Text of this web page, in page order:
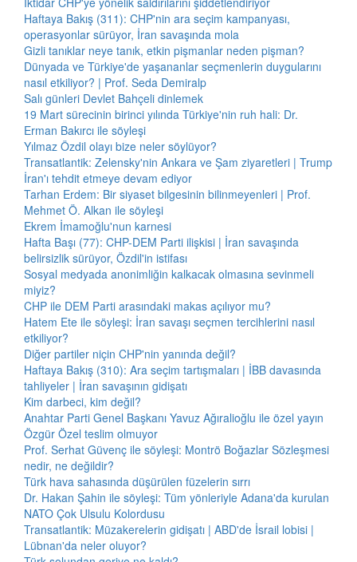
Haftaya Bakış (311): CHP'nin ara seçim kampanyası,
operasyonlar sürüyor, İran savaşında mola
Gizli tanıklar neye tanık, etkin pişmanlar neden pişman?
Dünyada ve Türkiye'de yaşananlar seçmenlerin duygularını
nasıl etkiliyor? | Prof. Seda Demiralp
Salı günleri Devlet Bahçeli dinlemek
19 Mart sürecinin birinci yılında Türkiye'nin ruh hali: Dr.
Erman Bakırcı ile söyleşi
Yılmaz Özdil olayı bize neler söylüyor?
Transatlantik: Zelensky'nin Ankara ve Şam ziyaretleri | Trump
İran'ı tehdit etmeye devam ediyor
Tarhan Erdem: Bir siyaset bilgesinin bilinmeyenleri | Prof.
Mehmet Ö. Alkan ile söyleşi
Ekrem İmamoğlu'nun karnesi
Hafta Başı (77): CHP-DEM Parti ilişkisi | İran savaşında
belirsizlik sürüyor, Özdil'in istifası
Sosyal medyada anonimliğin kalkacak olmasına sevinmeli
miyiz?
CHP ile DEM Parti arasındaki makas açılıyor mu?
Hatem Ete ile söyleşi: İran savaşı seçmen tercihlerini nasıl
etkiliyor?
Diğer partiler niçin CHP'nin yanında değil?
Haftaya Bakış (310): Ara seçim tartışmaları | İBB davasında
tahliyeler | İran savaşının gidişatı
Kim darbeci, kim değil?
Anahtar Parti Genel Başkanı Yavuz Ağıralioğlu ile özel yayın
Özgür Özel teslim olmuyor
Prof. Serhat Güvenç ile söyleşi: Montrö Boğazlar Sözleşmesi
nedir, ne değildir?
Türk hava sahasında düşürülen füzelerin sırrı
Dr. Hakan Şahin ile söyleşi: Tüm yönleriyle Adana'da kurulan
NATO Çok Ulsulu Kolordusu
Transatlantik: Müzakerelerin gidişatı | ABD'de İsrail lobisi |
Lübnan'da neler oluyor?